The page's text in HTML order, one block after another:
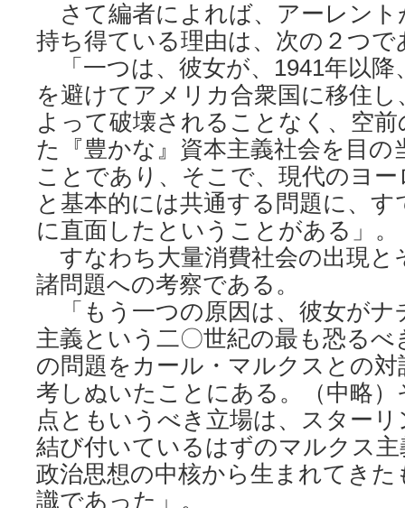
さて編者によれば、アーレント
持ち得ている理由は、次の２つ
「一つは、彼女が、1941年以降
を避けてアメリカ合衆国に移住
よって破壊されることなく、空
た『豊かな』資本主義社会を目の
ことであり、そこで、現代のヨ
と基本的には共通する問題に、す
に直面したということがある」。
すなわち大量消費社会の出現と
諸問題への考察である。
「もう一つの原因は、彼女がナ
主義という二〇世紀の最も恐る
の問題をカール・マルクスとの
考しぬいたことにある。（中略
点ともいうべき立場は、スター
結び付いているはずのマルクス
政治思想の中核から生まれてき
識であった」。